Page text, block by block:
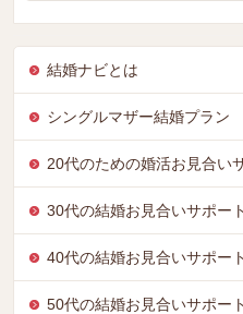
結婚ナビとは
シングルマザー結婚プラン
20代のための婚活お見合い
30代の結婚お見合いサポート
40代の結婚お見合いサポート
50代の結婚お見合いサポート